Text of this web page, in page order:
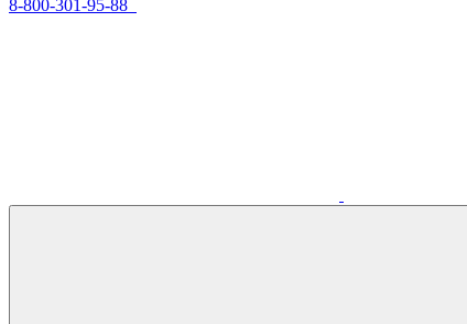
8-800-301-95-88